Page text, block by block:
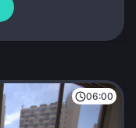
06:00